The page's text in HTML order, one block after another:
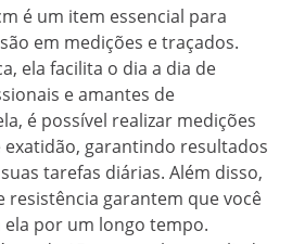
é um item essencial para
em medições e traçados.
ela facilita o dia a dia de
e amantes de
é possível realizar medições
garantindo resultados
tarefas diárias. Além disso,
resistência garantem que você
por um longo tempo.